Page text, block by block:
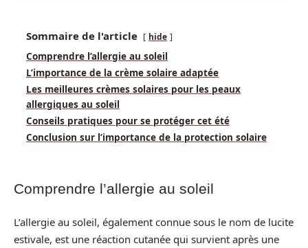
Sommaire de l'article hide
Comprendre l’allergie au soleil
L’importance de la crème solaire adaptée
Les meilleures crèmes solaires pour les peaux
allergiques au soleil
Conseils pratiques pour se protéger cet été
Conclusion sur l’importance de la protection solaire
Comprendre l’allergie au soleil
L’allergie au soleil, également connue sous le nom de lucite
estivale, est une réaction cutanée qui survient après une